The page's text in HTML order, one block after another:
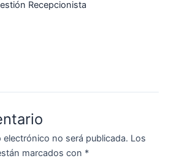
Recepcionista
no será publicada. Los
marcados con *